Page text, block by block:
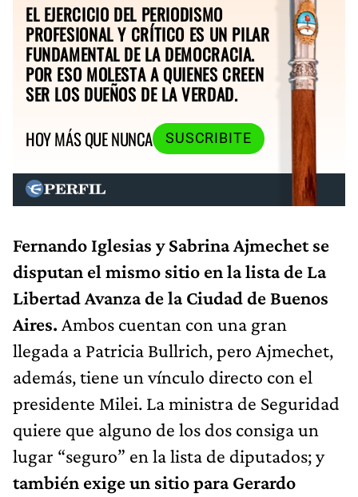
EL EJERCICIO DEL PERIODISMO
PROFESIONAL Y CRÍTICO ES UN PILAR
FUNDAMENTAL DE LA DEMOCRACIA.
POR ESO MOLESTA A QUIENES CREEN
SER LOS DUEÑOS DE LA VERDAD.
HOY MÁS QUE NUNCA
SUSCRIBITE
Fernando Iglesias y Sabrina Ajmechet se
disputan el mismo sitio en la lista de La
Libertad Avanza de la Ciudad de Buenos
Aires. Ambos cuentan con una gran
llegada a Patricia Bullrich, pero Ajmechet,
además, tiene un vínculo directo con el
presidente Milei. La ministra de Seguridad
quiere que alguno de los dos consiga un
lugar “seguro” en la lista de diputados; y
también exige un sitio para Gerardo